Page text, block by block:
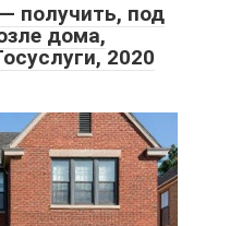
получить, под
дома,
2020